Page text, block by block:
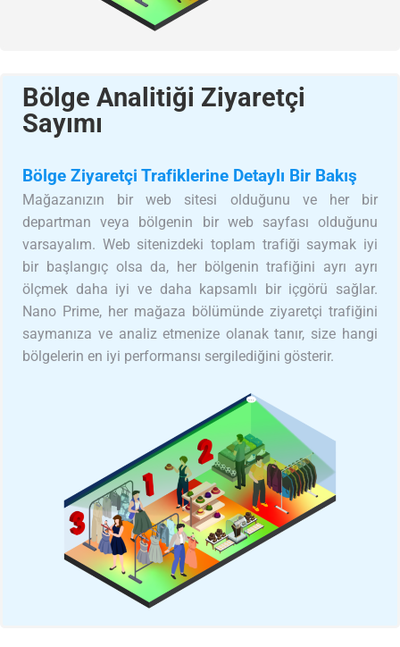
Bölge Analitiği Ziyaretçi
Sayımı
Bölge Ziyaretçi Trafiklerine Detaylı Bir Bakış
Mağazanızın bir web sitesi olduğunu ve her bir
departman veya bölgenin bir web sayfası olduğunu
varsayalım. Web sitenizdeki toplam trafiği saymak iyi
bir başlangıç olsa da, her bölgenin trafiğini ayrı ayrı
ölçmek daha iyi ve daha kapsamlı bir içgörü sağlar.
Nano Prime, her mağaza bölümünde ziyaretçi trafiğini
saymanıza ve analiz etmenize olanak tanır, size hangi
bölgelerin en iyi performansı sergilediğini gösterir.